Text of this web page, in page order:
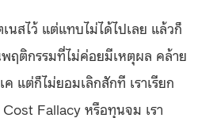
สไว้ แต่แทบไม่ได้ไปเลย แล้วก็
ฤติกรรมที่ไม่ค่อยมีเหตุผล คล้าย
แต่ก็ไม่ยอมเลิกสักที เราเรียก
Fallacy หรือทุนจม เรา